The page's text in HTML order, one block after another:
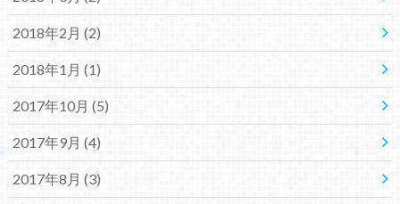
2018年2月 (2)
2018年1月 (1)
2017年10月 (5)
2017年9月 (4)
2017年8月 (3)